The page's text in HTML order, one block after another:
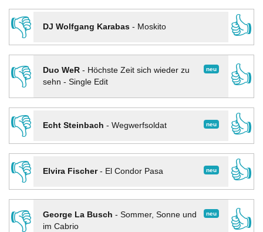
👎
DJ Wolfgang Karabas- Moskito
👍
👎
neu
Duo WeR- Höchste Zeit sich wieder zu
sehn - Single Edit
👍
👎
neu
Echt Steinbach - Wegwerfsoldat
👍
👎
neu
Elvira Fischer- El Condor Pasa
👍
👎
neu
George La Busch - Sommer, Sonne und
im Cabrio
👍